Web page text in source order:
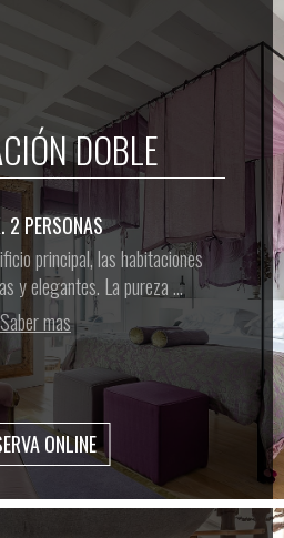
DOBLE
2 PERSONAS
principal, las habitaciones
y elegantes. La pureza ...
Saber mas
ONLINE